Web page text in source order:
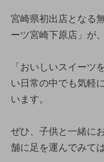
宮崎県初出店となる
ーツ宮崎下原店」が
「おいしいスイーツ
い日常の中でも気軽
います。
ぜひ、子供と一緒に
舗に足を運んでみて